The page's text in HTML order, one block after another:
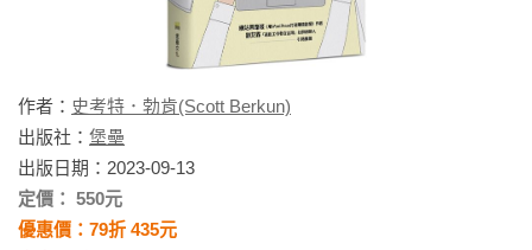
作者： 史考特．勃肯(Scott Berkun)
出版社： 堡壘
出版日期：2023-09-13
定價： 550元
優惠價：79折 435元